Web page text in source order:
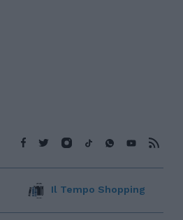
Il Tempo Shopping